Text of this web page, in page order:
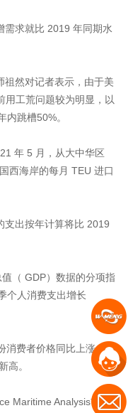
需求就比 2019 年同期水
祖然对记者表示，由于美
用工荒问题较为明显，以
内跳槽50%。
年5 月，从大中华区
西海岸的每月 TEU 进口
支出按年计算将比 2019
（ GDP）数据的分项指
个人消费支出增长
消费者价格同比上涨
高。
Maritime Analysis首席执